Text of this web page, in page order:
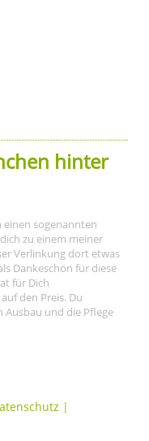
hinter
einen sogenannten
zu einem meiner
Verlinkung dort etwas
Dankeschön für diese
für Dich
den Preis. Du
und die Pflege
|